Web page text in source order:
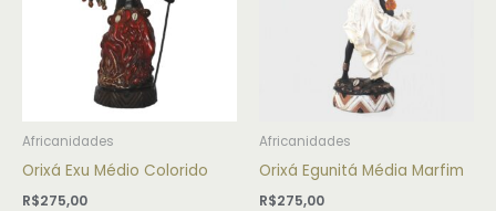
Africanidades
Orixá Exu Médio Colorido
R$275,00
Africanidades
Orixá Egunitá Média Marfim
R$275,00